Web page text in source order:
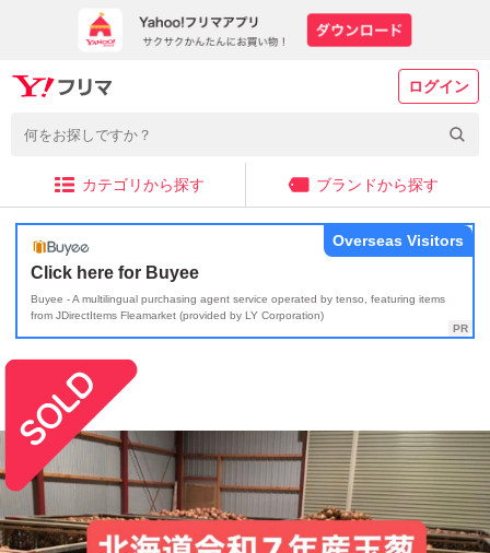
ログイン
カテゴリから探す ブランドから探す
Click here for Buyee
Buyee - A multilingual purchasing agent service operated by tenso, featuring items
from JDirectItems Fleamarket (provided by LY Corporation)
Overseas Visitors